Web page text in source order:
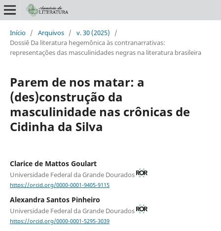
Início / Arquivos / v. 30 (2025)
/
Dossiê Da literatura hegemônica às contranarrativas:
representações das masculinidades negras na literatura brasileira
Parem de nos matar: a
(des)construção da
masculinidade nas crônicas de
Cidinha da Silva
Clarice de Mattos Goulart
Universidade Federal da Grande Dourados
https://orcid.org/0000-0001-9405-9115
Alexandra Santos Pinheiro
Universidade Federal da Grande Dourados
https://orcid.org/0000-0001-5295-3039